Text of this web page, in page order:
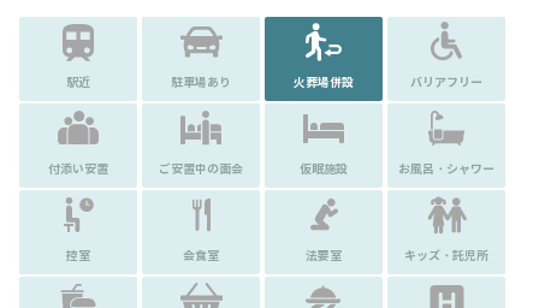
駅近 駐車場あり 火葬場併設 バリアフリー
付添い安置 ご安置中の面会 仮眠施設 お風呂・シャワー
控室 会食室 法要室 キッズ・託児所